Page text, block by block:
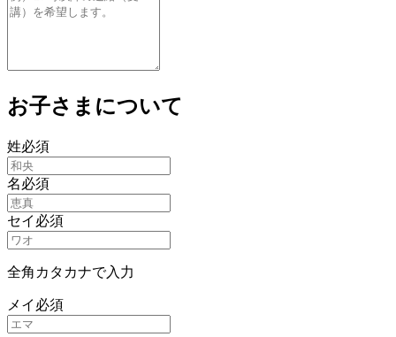
お子さまについて
姓必須
名必須
セイ 必須
全角カタカナで入力
メイ 必須